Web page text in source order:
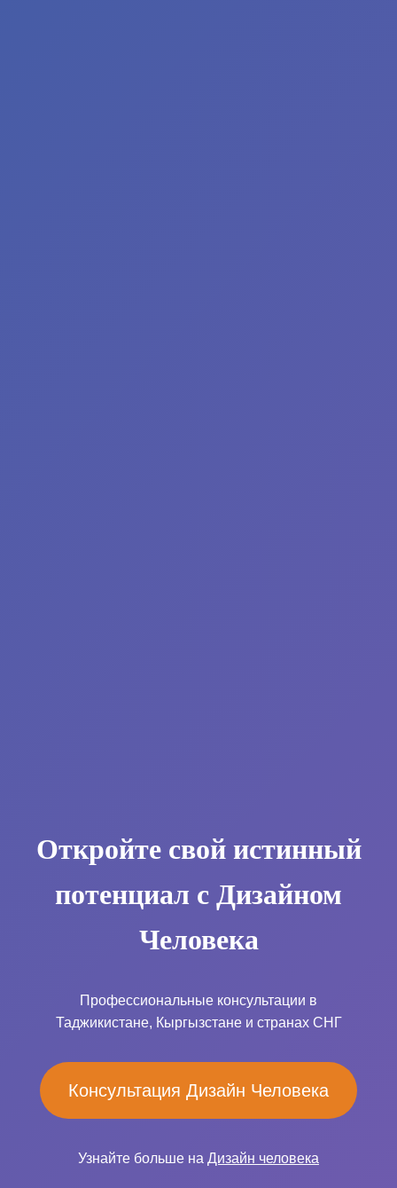
Откройте свой истинный
потенциал с Дизайном
Человека
Профессиональные консультации в
Таджикистане, Кыргызстане и странах СНГ
Консультация Дизайн Человека
Узнайте больше на Дизайн человека